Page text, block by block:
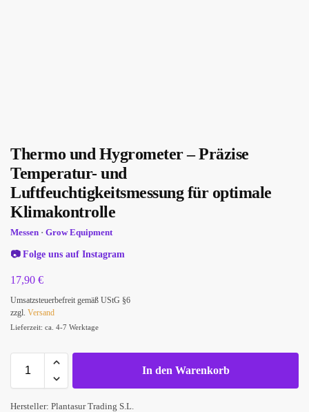
Thermo und Hygrometer – Präzise
Temperatur- und
Luftfeuchtigkeitsmessung für optimale
Klimakontrolle
Messen · Grow Equipment
📷Folge uns auf Instagram
17,90 €
Umsatzsteuerbefreit gemäß UStG §6
zzgl. Versand
Lieferzeit: ca. 4-7 Werktage
In den Warenkorb
Hersteller: Plantasur Trading S.L.